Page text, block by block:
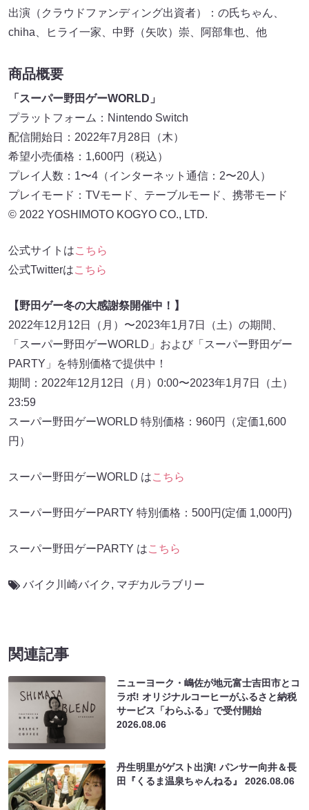
出演（クラウドファンディング出資者）：の氏ちゃん、
chiha、ヒライ一家、中野（矢吹）崇、阿部隼也、他
商品概要
「スーパー野⽥ゲーWORLD」
プラットフォーム：Nintendo Switch
配信開始日：2022年7月28日（木）
希望小売価格：1,600円（税込）
プレイ人数：1〜4（インターネット通信：2〜20人）
プレイモード：TVモード、テーブルモード、携帯モード
© 2022 YOSHIMOTO KOGYO CO., LTD.
公式サイトはこちら
公式Twitterはこちら
【野田ゲー冬の大感謝祭開催中！】
2022年12月12日（月）〜2023年1月7日（土）の期間、
「スーパー野⽥ゲーWORLD」および「スーパー野⽥ゲー
PARTY」を特別価格で提供中！
期間：2022年12月12日（月）0:00〜2023年1月7日（土）
23:59
スーパー野⽥ゲーWORLD 特別価格：960円（定価1,600
円）
スーパー野⽥ゲーWORLD はこちら
スーパー野⽥ゲーPARTY 特別価格：500円(定価 1,000円)
スーパー野⽥ゲーPARTY はこちら
バイク川崎バイク , マヂカルラブリー
関連記事
ニューヨーク・嶋佐が地元富士吉田市とコ
ラボ! オリジナルコーヒーがふるさと納税
サービス「わらふる」で受付開始
2026.08.06
丹生明里がゲスト出演! パンサー向井＆長
田『くるま温泉ちゃんねる』2026.08.06